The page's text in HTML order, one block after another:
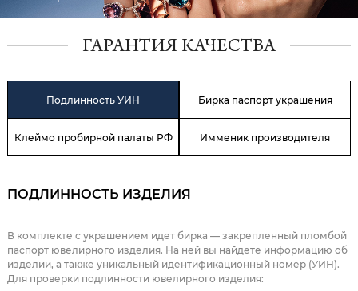
ГАРАНТИЯ КАЧЕСТВА
Подлинность УИН Бирка паспорт украшения
Клеймо пробирной палаты РФ Имменик производителя
ПОДЛИННОСТЬ ИЗДЕЛИЯ
В комплекте с украшением идет бирка — закрепленный пломбой
паспорт ювелирного изделия. На ней вы найдете информацию об
изделии, а также уникальный идентификационный номер (УИН).
Для проверки подлинности ювелирного изделия: